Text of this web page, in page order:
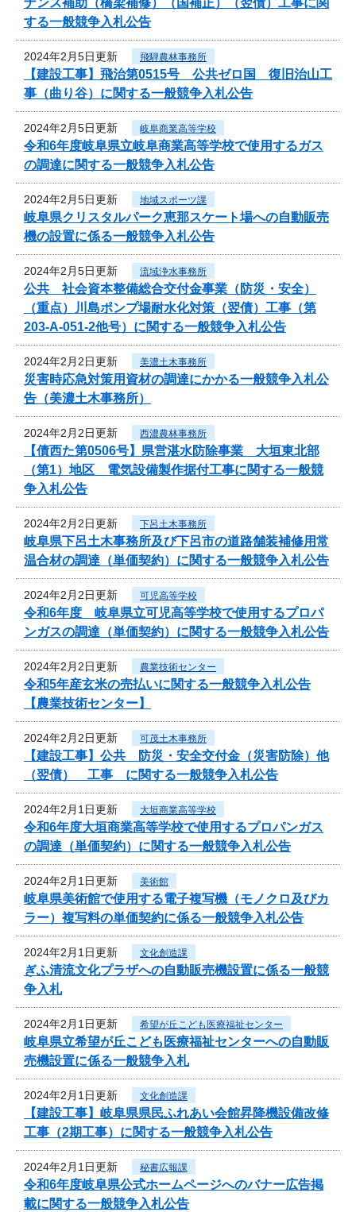
する一般競争入札公告
2024年2月5日更新 飛騨農林事務所
【建設工事】飛治第0515号 公共ゼロ国 復旧治山工
事（曲り谷）に関する一般競争入札公告
2024年2月5日更新 岐阜商業高等学校
令和6年度岐阜県立岐阜商業高等学校で使用するガス
の調達に関する一般競争入札公告
2024年2月5日更新 地域スポーツ課
岐阜県クリスタルパーク恵那スケート場への自動販売
機の設置に係る一般競争入札公告
2024年2月5日更新 流域浄水事務所
公共 社会資本整備総合交付金事業（防災・安全）
（重点）川島ポンプ場耐水化対策（翌債）工事（第
203-A-051-2他号）に関する一般競争入札公告
2024年2月2日更新 美濃土木事務所
災害時応急対策用資材の調達にかかる一般競争入札公
告（美濃土木事務所）
2024年2月2日更新 西濃農林事務所
【債西た第0506号】県営湛水防除事業 大垣東北部
（第1）地区 電気設備製作据付工事に関する一般競
争入札公告
2024年2月2日更新 下呂土木事務所
岐阜県下呂土木事務所及び下呂市の道路舗装補修用常
温合材の調達（単価契約）に関する一般競争入札公告
2024年2月2日更新 可児高等学校
令和6年度 岐阜県立可児高等学校で使用するプロパ
ンガスの調達（単価契約）に関する一般競争入札公告
2024年2月2日更新 農業技術センター
令和5年産玄米の売払いに関する一般競争入札公告
【農業技術センター】
2024年2月2日更新 可茂土木事務所
【建設工事】公共 防災・安全交付金（災害防除）他
（翌債） 工事 に関する一般競争入札公告
2024年2月1日更新 大垣商業高等学校
令和6年度大垣商業高等学校で使用するプロパンガス
の調達（単価契約）に関する一般競争入札公告
2024年2月1日更新 美術館
岐阜県美術館で使用する電子複写機（モノクロ及びカ
ラー）複写料の単価契約に係る一般競争入札公告
2024年2月1日更新 文化創造課
ぎふ清流文化プラザへの自動販売機設置に係る一般競
争入札
2024年2月1日更新 希望が丘こども医療福祉センター
岐阜県立希望が丘こども医療福祉センターへの自動販
売機設置に係る一般競争入札
2024年2月1日更新 文化創造課
【建設工事】岐阜県県民ふれあい会館昇降機設備改修
工事（2期工事）に関する一般競争入札公告
2024年2月1日更新 秘書広報課
令和6年度岐阜県公式ホームページへのバナー広告掲
載に関する一般競争入札公告